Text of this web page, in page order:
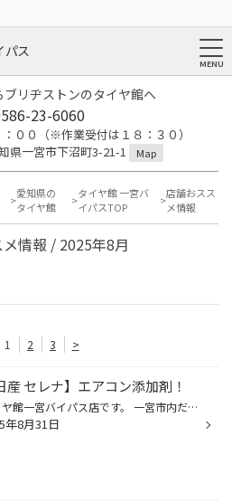
パス
リヂストンのタイヤ館へ
23-6060
００（※作業受付は１８：３０）
県一宮市下沼町3-21-1
Map
愛知県の
タイヤ館
タイヤ館 一宮バ
イパスTOP
店舗おスス
メ情報
情報 / 2025年8月
1 2 3 >
産 セレナ】エアコン添加剤！
タイヤ館一宮バイパス店です。 一宮市内だけでなく 江南市・北名古屋市・岩倉市・羽島市などからもご来店頂きまして ありがとうございます！ 【タイヤ館一宮アクセスMAP】↓ 店舗情報 タイヤ館アプリダウンロードでお得にタイヤGET 詳しくはこちら 本日は、夏場お馴染みエアコン添加剤の作業ですよ〜...
年8月31日